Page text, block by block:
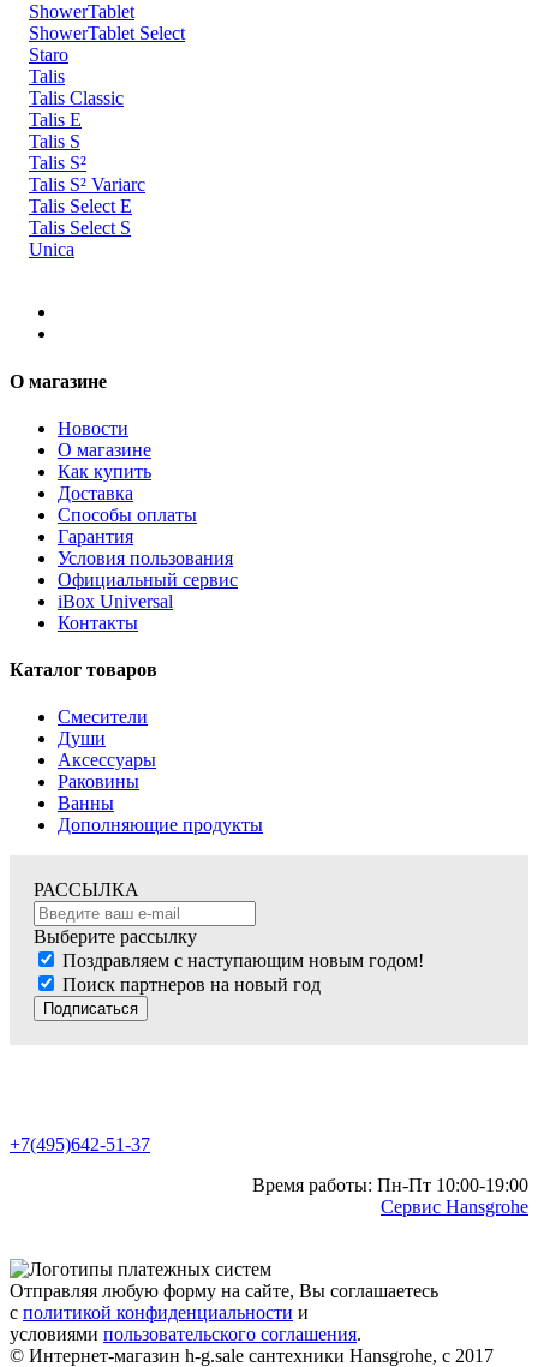
ShowerTablet
ShowerTablet Select
Staro
Talis
Talis Classic
Talis E
Talis S
Talis S²
Talis S² Variarc
Talis Select E
Talis Select S
Unica
О магазине
Новости
О магазине
Как купить
Доставка
Способы оплаты
Гарантия
Условия пользования
Официальный сервис
iBox Universal
Контакты
Каталог товаров
Смесители
Души
Аксессуары
Раковины
Ванны
Дополняющие продукты
РАССЫЛКА
Выберите рассылку
Поздравляем с наступающим новым годом!
Поиск партнеров на новый год
Подписаться
+7(495)642-51-37
Время работы: Пн-Пт 10:00-19:00
Сервис Hansgrohe
Отправляя любую форму на сайте, Вы соглашаетесь
с политикой конфиденциальности и
условиями пользовательского соглашения.
© Интернет-магазин h-g.sale сантехники Hansgrohe, с 2017